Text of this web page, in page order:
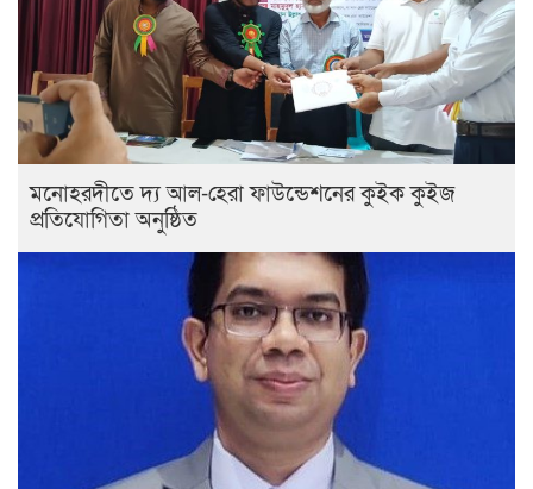
মনোহরদীতে দ্য আল-হেরা ফাউন্ডেশনের কুইক কুইজ
প্রতিযোগিতা অনুষ্ঠিত